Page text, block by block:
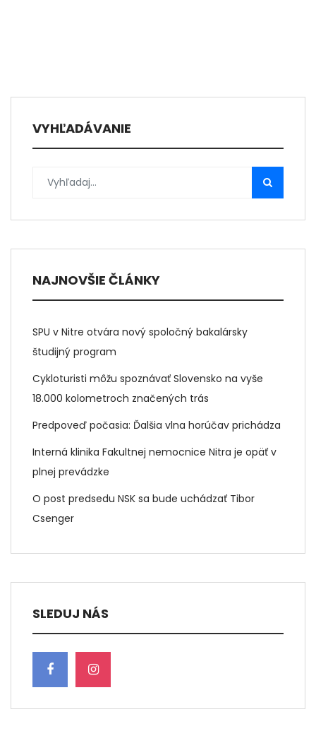
VYHĽADÁVANIE
NAJNOVŠIE ČLÁNKY
SPU v Nitre otvára nový spoločný bakalársky
študijný program
Cykloturisti môžu spoznávať Slovensko na vyše
18.000 kolometroch značených trás
Predpoveď počasia: Ďalšia vlna horúčav prichádza
Interná klinika Fakultnej nemocnice Nitra je opäť v
plnej prevádzke
O post predsedu NSK sa bude uchádzať Tibor
Csenger
SLEDUJ NÁS